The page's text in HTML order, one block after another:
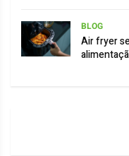
BLOG
Air fryer